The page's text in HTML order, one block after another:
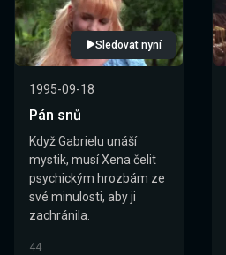
Sledovat nyní
1995-09-18
Pán snů
Když Gabrielu unáší
mystik, musí Xena čelit
psychickým hrozbám ze
své minulosti, aby ji
zachránila.
44